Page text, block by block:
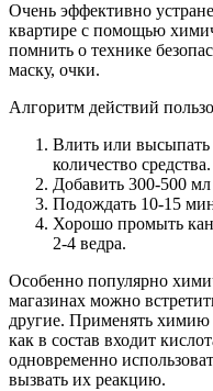
Очень эффективно
квартире с помощью
помнить о технике
маску, очки.
Алгоритм действий
Влить или высыпать
количество средства.
Добавить 300-500
Подождать 10-15
Хорошо промыть
2-4 ведра.
Особенно популярно
магазинах можно
другие. Применять химию
как в состав входит
одновременно
вызвать их реакцию.